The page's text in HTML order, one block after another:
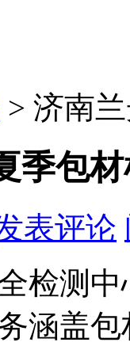
> 济南
季包
表评论
检测
涵盖